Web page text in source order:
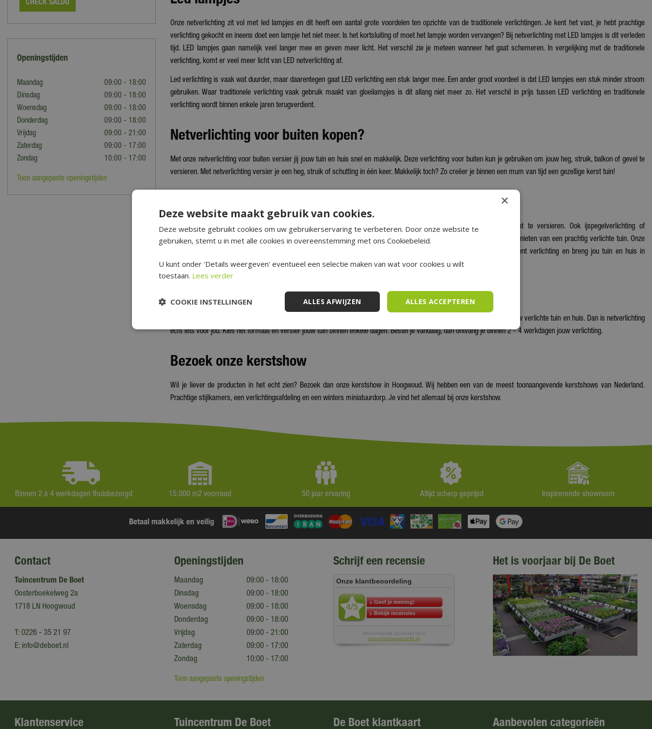
Onze netverlichting zit vol met led lampjes en dit heeft een aantal grote voordelen ten opzichte van de traditionele verlichtingen. Je kent het vast, je hebt prachtige
verlichting gekocht en ineens doet een lampje het niet meer. Is het kortsluiting of moet het lampje worden vervangen? Bij netverlichting met LED lampjes is dit verleden
tijd. LED lampjes gaan namelijk veel langer mee en geven meer licht. Het verschil zie je meteen wanneer het gaat schemeren. In vergelijking met de traditionele
verlichting, komt er veel meer licht van LED netverlichting af.
Led verlichting is vaak wat duurder, maar daarentegen gaat LED verlichting een stuk langer mee. Een ander groot voordeel is dat LED lampjes een stuk minder stroom
gebruiken. Waar traditionele verlichting vaak gebruik maakt van gloeilampjes is dit allang niet meer zo. Het verschil in prijs tussen LED verlichting en traditionele
verlichting wordt binnen enkele jaren terugverdient.
Netverlichting voor buiten kopen?
Met onze netverlichting voor buiten versier jij jouw tuin en huis snel en makkelijk. Deze verlichting voor buiten kun je gebruiken om jouw heg, struik, balkon of gevel te
versieren. Met netverlichting versier je een heg, struik of schutting in één keer. Makkelijk toch? Zo creëer je binnen een mum van tijd een gezellige kerst tuin!
Naast netverlichting vind je bij ons nog veel meer kerstverlichting. Wat dacht je vanlichtslangenom de dakgoot te versieren. Ook ijspegelverlichting of
clusterverlichting vind je bij tuincentrum De Boet. Met onze buitenkerstverlichtingkan je bij onrustig weer van binnen genieten van een prachtig verlichte tuin. Onze
kerstverlichting is van de allerbeste kwaliteit, zo is het bestand tegen wind, regen, hagel en kou. Bekijk ons assortiment verlichting en breng jou tuin en huis in
kerstsferen.
Netverlichting kopen
Netverlichting voor buiten koop je eenvoudig online bij tuincentrum De Boet. Wil je dit jaar in de buurt echt opvallen met jouw verlichte tuin en huis. Dan is netverlichting
echt iets voor jou. Kies het formaat en versier jouw tuin binnen enkele dagen. Bestel je vandaag, dan ontvang je binnen 2 - 4 werkdagen jouw verlichting.
Bezoek onze kerstshow
Wil je liever de producten in het echt zien? Bezoek dan onze kerstshow in Hoogwoud. Wij hebben een van de meest toonaangevende kerstshows van Nederland.
Prachtige stijlkamers, een verlichtingsafdeling en een winters miniatuurdorp. Je vind het allemaal bij onze kerstshow.
Openingstijden
Maandag
09:00 - 18:00
Dinsdag
09:00 - 18:00
Woensdag
09:00 - 18:00
Donderdag
09:00 - 18:00
Vrijdag
09:00 - 21:00
Zaterdag
09:00 - 17:00
Zondag
10:00 - 17:00
Toon aangepaste openingstijden
Binnen 2 à 4 werkdagen thuisbezorgd 15.000 m2 voorraad 50 jaar ervaring Altijd scherp geprijsd Inspirerende showroom
Betaal makkelijk en veilig
Contact
Tuincentrum De Boet
Oosterboekelweg 2a
1718 LN Hoogwoud
T: 0226 - 35 21 97
E: info@deboet.nl
Openingstijden
Maandag
09:00 - 18:00
Dinsdag
09:00 - 18:00
Woensdag
09:00 - 18:00
Donderdag
09:00 - 18:00
Vrijdag
09:00 - 21:00
Zaterdag
09:00 - 17:00
Zondag
10:00 - 17:00
Toon aangepaste openingstijden
Het is voorjaar bij De Boet
Schrijf een recensie
Klantenservice Tuincentrum De Boet De Boet klantkaart Aanbevolen categorieën
×
Deze website maakt gebruik van cookies.
Deze website gebruikt cookies om uw gebruikerservaring te verbeteren. Door onze website te
gebruiken, stemt u in met alle cookies in overeenstemming met ons Cookiebeleid.
U kunt onder 'Details weergeven' eventueel een selectie maken van wat voor cookies u wilt
toestaan. Lees verder
ALLES ACCEPTEREN
ALLES AFWIJZEN
COOKIE INSTELLINGEN